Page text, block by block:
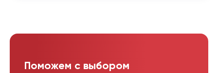
Поможем с выбором